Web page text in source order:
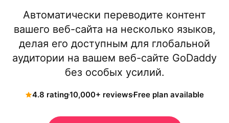
Автоматически переводите контент
вашего веб-сайта на несколько языков,
делая его доступным для глобальной
аудитории на вашем веб-сайте GoDaddy
без особых усилий.
4.8 rating10,000+ reviewsFree plan available